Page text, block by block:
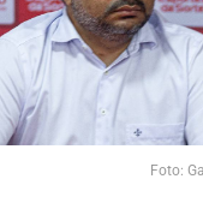
Foto: